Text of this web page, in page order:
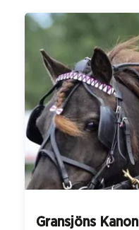
Gransjöns Kanon